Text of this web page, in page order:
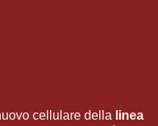
cellulare della linea